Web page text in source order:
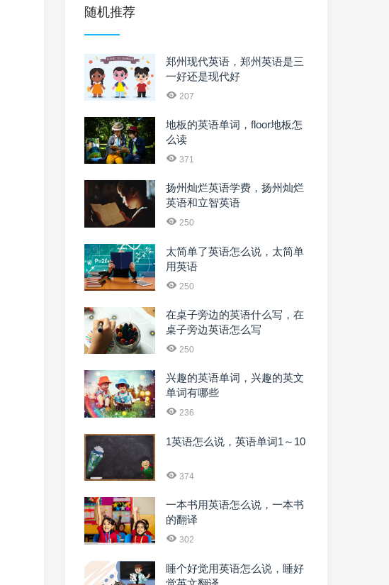
随机推荐
郑州现代英语，郑州英语是三
一好还是现代好
207
地板的英语单词，floor地板怎
么读
371
扬州灿烂英语学费，扬州灿烂
英语和立智英语
250
太简单了英语怎么说，太简单
用英语
250
在桌子旁边的英语什么写，在
桌子旁边英语怎么写
250
兴趣的英语单词，兴趣的英文
单词有哪些
236
1英语怎么说，英语单词1～10
374
一本书用英语怎么说，一本书
的翻译
302
睡个好觉用英语怎么说，睡好